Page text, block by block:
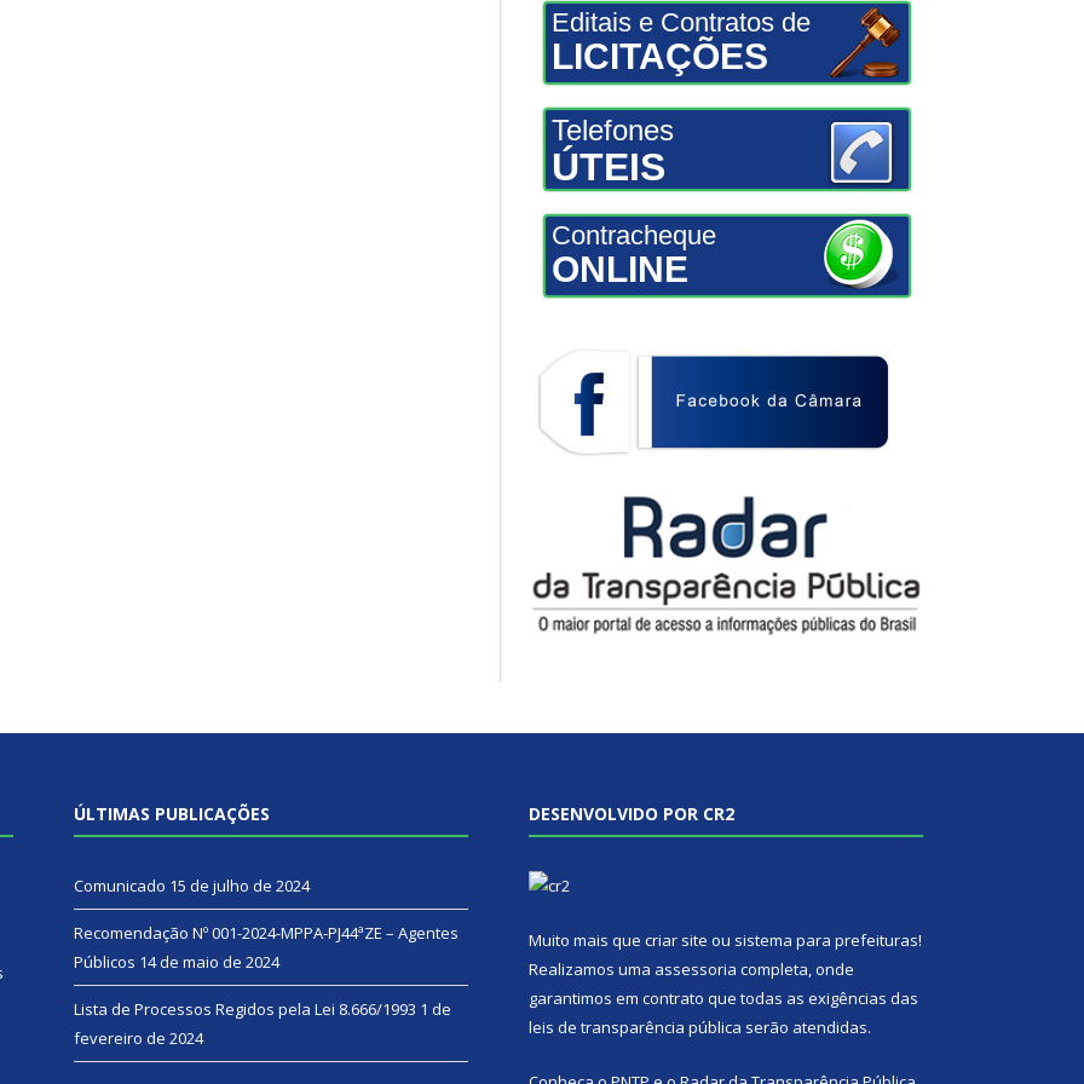
Editais e Contratos de
LICITAÇÕES
Telefones
ÚTEIS
Contracheque
ONLINE
ÚLTIMAS PUBLICAÇÕES
Comunicado 15 de julho de 2024
Recomendação Nº 001-2024-MPPA-PJ44ªZE – Agentes
Públicos 14 de maio de 2024
Lista de Processos Regidos pela Lei 8.666/1993 1 de
fevereiro de 2024
DESENVOLVIDO POR CR2
Muito mais que criar site ou sistema para prefeituras!
Realizamos uma assessoria completa, onde
garantimos em contrato que todas as exigências das
leis de transparência pública serão atendidas.